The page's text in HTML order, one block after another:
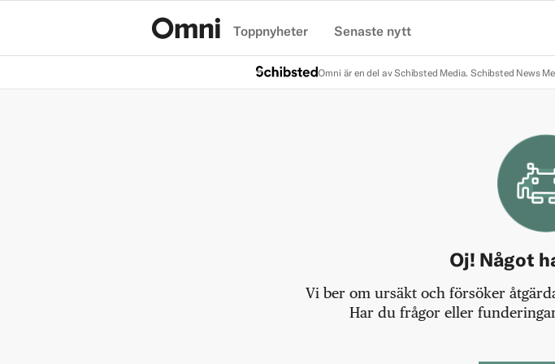
Toppnyheter Senaste nytt
Omni är en del av Schibsted Media. Schibsted News
Oj! Något
Vi ber om ursäkt och försöker
Har du frågor eller